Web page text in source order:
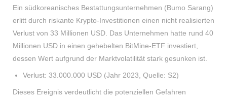
Ein südkoreanisches Bestattungsunternehmen (Bumo Sarang)
erlitt durch riskante Krypto-Investitionen einen nicht realisierten
Verlust von 33 Millionen USD. Das Unternehmen hatte rund 40
Millionen USD in einen gehebelten BitMine-ETF investiert,
dessen Wert aufgrund der Marktvolatilität stark gesunken ist.
Verlust: 33.000.000 USD (Jahr 2023, Quelle: S2)
Dieses Ereignis verdeutlicht die potenziellen Gefahren